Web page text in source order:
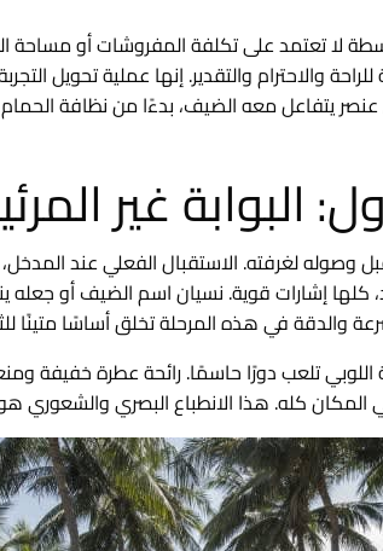
لا تعتمد على تكلفة المفروشات أو مساحة
والاحترام والتقدير. إنها عملية تحويل
يتفاعل معه الضيف، بدءًا من نظافة الحمام
البوابة غير
وصوله لغرفته. الاستقبال الفعلي عند
كلها إشارات قوية. نسيان اسم الضيف أو جعله
والدقة في هذه المرحلة تخلق أساسًا متينًا
تلعب دورًا حاسمًا. رائحة عطرة خفيفة
المكان كله. هذا الانطباع البصري